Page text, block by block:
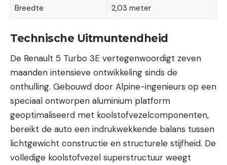
Breedte
2,03 meter
Technische Uitmuntendheid
De Renault 5 Turbo 3E vertegenwoordigt zeven
maanden intensieve ontwikkeling sinds de
onthulling. Gebouwd door Alpine-ingenieurs op een
speciaal ontworpen aluminium platform
geoptimaliseerd met koolstofvezelcomponenten,
bereikt de auto een indrukwekkende balans tussen
lichtgewicht constructie en structurele stijfheid. De
volledige koolstofvezel superstructuur weegt